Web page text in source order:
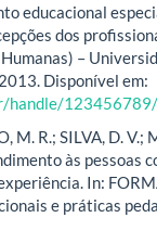
educacional
dos
–
Disponível em:
handle/
M. R.; SILVA, D. V.;
às pessoas
In:
e práticas